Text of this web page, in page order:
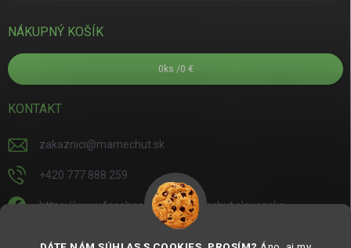
NÁKUPNÝ KOŠÍK
0 ks /0 €
KONTAKT
zakaznici@mamechut.sk
+420 777 888 259
https://www.facebook.com/mamechut.slovensko